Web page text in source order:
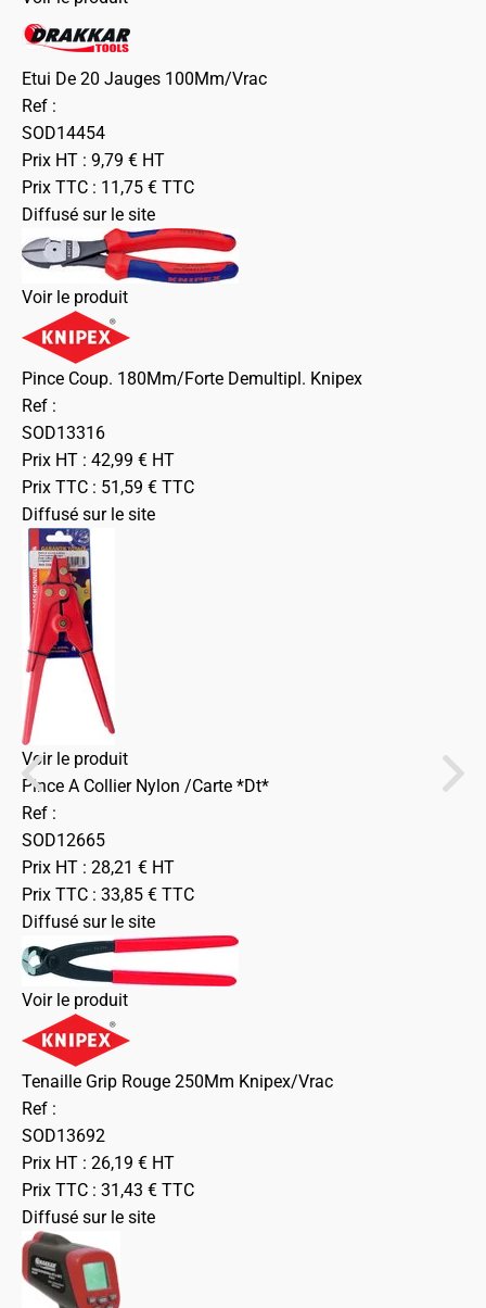
Etui De 20 Jauges 100Mm/Vrac
Ref :
SOD14454
Prix HT : 9,79 € HT
Prix TTC : 11,75 € TTC
Diffusé sur le site
Voir le produit
Pince Coup. 180Mm/Forte Demultipl. Knipex
Ref :
SOD13316
Prix HT : 42,99 € HT
Prix TTC : 51,59 € TTC
Diffusé sur le site
Voir le produit
Pince A Collier Nylon /Carte *Dt*
Ref :
SOD12665
Prix HT : 28,21 € HT
Prix TTC : 33,85 € TTC
Diffusé sur le site
Voir le produit
Tenaille Grip Rouge 250Mm Knipex/Vrac
Ref :
SOD13692
Prix HT : 26,19 € HT
Prix TTC : 31,43 € TTC
Diffusé sur le site